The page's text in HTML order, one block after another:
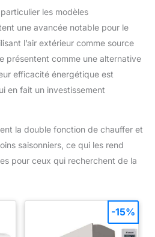
chauffage. Idéal pour les
espaces bien ventilés ou les
personnes allergiques, car il ne
un environnement sain et
SIMPLE ET ENTRETIEN FACILE :
Vous n'êtes pas bricoleur? Pas
de problème! Notre radiateur de
salle de bain est conçu pour
de temps. Et avec sa surface
facile à nettoyer, maintenir votre
radiateur en parfait état n'a
jamais été aussi facile.
les modèles
une avancée notable pour le
l’air extérieur comme source
présentent comme une alternative
efficacité énergétique est
en fait un investissement
la double fonction de chauffer et
saisonniers, ce qui les rend
pour ceux qui recherchent de la
-15%